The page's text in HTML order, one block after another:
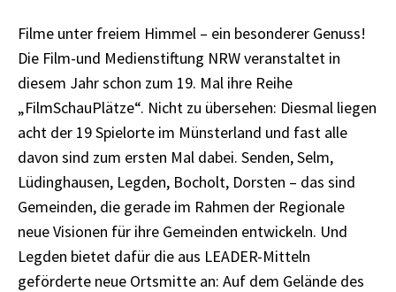
Filme unter freiem Himmel – ein besonderer Genuss!
Die Film-und Medienstiftung NRW veranstaltet in
diesem Jahr schon zum 19. Mal ihre Reihe
„FilmSchauPlätze“. Nicht zu übersehen: Diesmal liegen
acht der 19 Spielorte im Münsterland und fast alle
davon sind zum ersten Mal dabei. Senden, Selm,
Lüdinghausen, Legden, Bocholt, Dorsten – das sind
Gemeinden, die gerade im Rahmen der Regionale
neue Visionen für ihre Gemeinden entwickeln. Und
Legden bietet dafür die aus LEADER-Mitteln
geförderte neue Ortsmitte an: Auf dem Gelände des